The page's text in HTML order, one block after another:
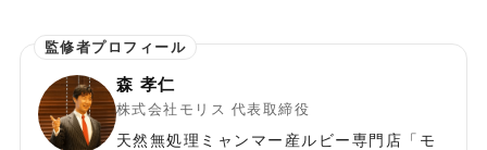
森 孝仁
株式会社モリス 代表取締役
天然無処理ミャンマー産ルビー専門店「モ